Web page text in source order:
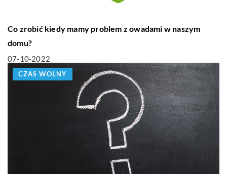
Co zrobić kiedy mamy problem z owadami w naszym
domu?
07-10-2022
CZAS WOLNY